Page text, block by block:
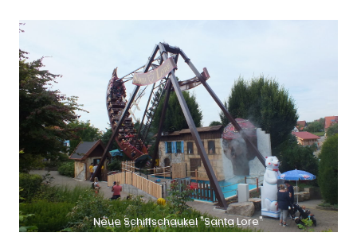
Neue Schiffschaukel "Santa Lore"